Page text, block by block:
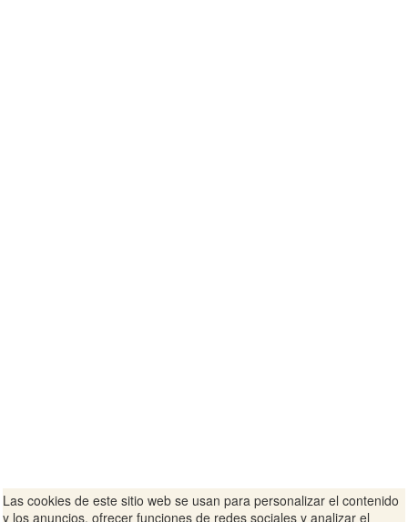
Las cookies de este sitio web se usan para personalizar el contenido
y los anuncios, ofrecer funciones de redes sociales y analizar el